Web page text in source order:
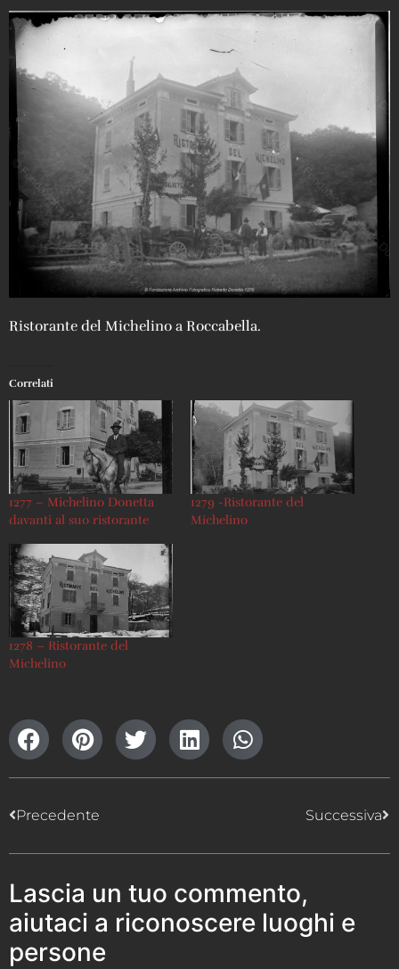
Ristorante del Michelino a Roccabella.
Correlati
1277 – Michelino Donetta
davanti al suo ristorante
1279 -Ristorante del
Michelino
1278 – Ristorante del
Michelino
Precedente Successiva
Lascia un tuo commento,
aiutaci a riconoscere luoghi e
persone